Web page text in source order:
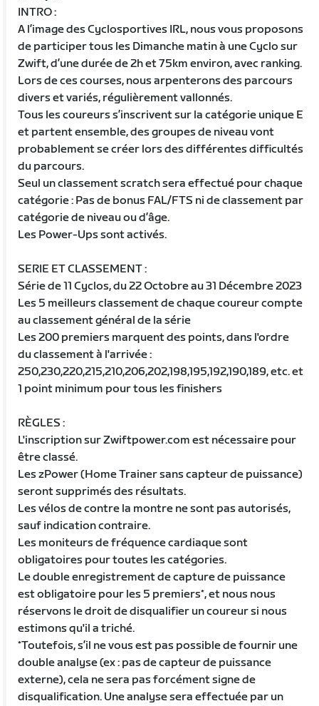
INTRO :
A l’image des Cyclosportives IRL, nous vous proposons
de participer tous les Dimanche matin à une Cyclo sur
Zwift, d’une durée de 2h et 75km environ, avec ranking.
Lors de ces courses, nous arpenterons des parcours
divers et variés, régulièrement vallonnés.
Tous les coureurs s’inscrivent sur la catégorie unique E
et partent ensemble, des groupes de niveau vont
probablement se créer lors des différentes difficultés
du parcours.
Seul un classement scratch sera effectué pour chaque
catégorie : Pas de bonus FAL/FTS ni de classement par
catégorie de niveau ou d’âge.
Les Power-Ups sont activés.
SERIE ET CLASSEMENT :
Série de 11 Cyclos, du 22 Octobre au 31 Décembre 2023
Les 5 meilleurs classement de chaque coureur compte
au classement général de la série
Les 200 premiers marquent des points, dans l'ordre
du classement à l'arrivée :
250,230,220,215,210,206,202,198,195,192,190,189, etc. et
1 point minimum pour tous les finishers
RÈGLES :
L'inscription sur Zwiftpower.com est nécessaire pour
être classé.
Les zPower (Home Trainer sans capteur de puissance)
seront supprimés des résultats.
Les vélos de contre la montre ne sont pas autorisés,
sauf indication contraire.
Les moniteurs de fréquence cardiaque sont
obligatoires pour toutes les catégories.
Le double enregistrement de capture de puissance
est obligatoire pour les 5 premiers*, et nous nous
réservons le droit de disqualifier un coureur si nous
estimons qu'il a triché.
*Toutefois, s’il ne vous est pas possible de fournir une
double analyse (ex : pas de capteur de puissance
externe), cela ne sera pas forcément signe de
disqualification. Une analyse sera effectuée par un